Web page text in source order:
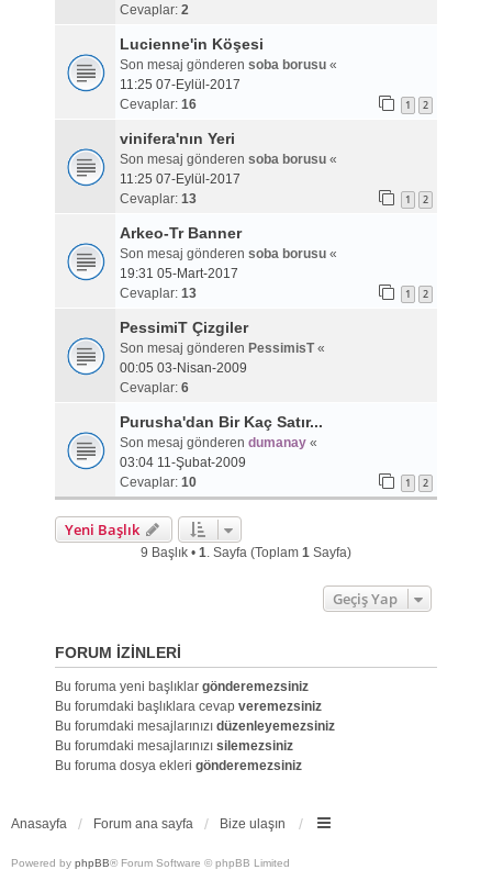
Cevaplar: 2
Lucienne'in Köşesi
Son mesaj gönderen soba borusu«
11:25 07-Eylül-2017
Cevaplar: 16 1 2
vinifera'nın Yeri
Son mesaj gönderen soba borusu«
11:25 07-Eylül-2017
Cevaplar: 13 1 2
Arkeo-Tr Banner
Son mesaj gönderen soba borusu«
19:31 05-Mart-2017
Cevaplar: 13 1 2
PessimiT Çizgiler
Son mesaj gönderen PessimisT«
00:05 03-Nisan-2009
Cevaplar: 6
Purusha'dan Bir Kaç Satır...
Son mesaj gönderen dumanay«
03:04 11-Şubat-2009
Cevaplar: 10 1 2
Yeni Başlık
9 Başlık • 1. Sayfa (Toplam 1Sayfa)
Geçiş Yap
FORUM IZINLERI
Bu foruma yeni başlıklar gönderemezsiniz
Bu forumdaki başlıklara cevap veremezsiniz
Bu forumdaki mesajlarınızı düzenleyemezsiniz
Bu forumdaki mesajlarınızı silemezsiniz
Bu foruma dosya ekleri gönderemezsiniz
Anasayfa Forum ana sayfa Bize ulaşın
Powered by phpBB® Forum Software © phpBB Limited